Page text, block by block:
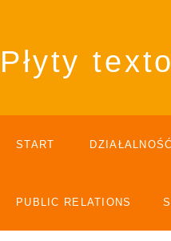
Płyty
START DZIAŁALNOŚĆ
PUBLIC RELATIONS